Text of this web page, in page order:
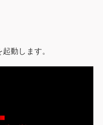
動します。